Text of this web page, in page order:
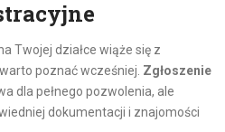
Twojej działce wiąże się z
poznać wcześniej. Zgłoszenie
dla pełnego pozwolenia, ale
dokumentacji i znajomości